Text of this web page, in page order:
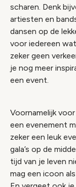
scharen. Denk
artiesten en
dansen op de
voor iedereen
zeker geen
je nog meer
een event.
Voornamelijk
een evenement
zeker een leuk
gala’s op de
tijd van je leven
mag een icoon